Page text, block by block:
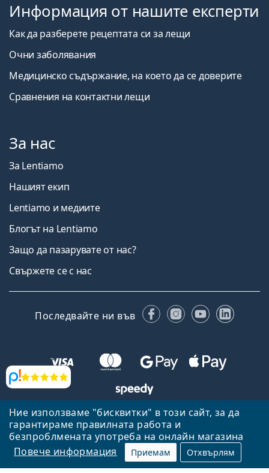
Ние използваме "бисквитки" в този сайт, за да
гарантираме правилната работа и
безпроблмената употреба на онлайн магазина
Повече информация
Приемам Отхвърлям
Прегледи
Информация от нашите експерти
Как да разберете рецептата си за лещи
Очни заболявания
Медицинско съдържание, на което да се доверите
Сравнения на контактни лещи
За нас
За Lentiamo
Нашият екип
Lentiamo и медиите
Блогът на Lentiamo
Защо да пазарувате от нас?
Свържете се с нас
Последвайте ни във FacebookInstagram
YouTube
Назад към началната страница
Нагоре
Lentiamo.bg е собственост и се управлява от Lentiamo s.r.o.,
Република Чехия
Тук сме за вас в продължение на 18 години.